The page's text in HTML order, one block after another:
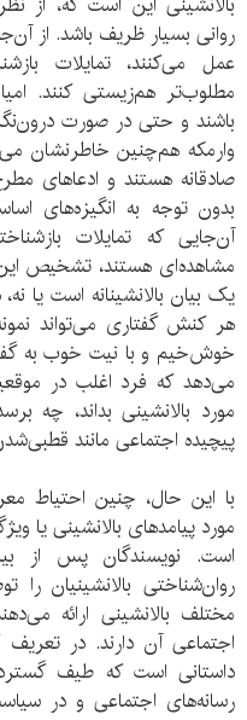
روانی بسیار ظریف باشد. از
عمل می‌کنند، تمایلات
مطلوب‌تر هم‌زیستی کنند.
باشند و حتی در صورت
وارمکه هم‌چنین خاطرنشان
صادقانه هستند و ادعاهای
بدون توجه به انگیزه‌های
آن‌جایی که تمایلات
مشاهده‌ای هستند، تشخیص
یک بیان بالانشینانه است یا
هر کنش گفتاری می‌تواند
خوش‌خیم و با نیت خوب به
می‌دهد که فرد اغلب در
مورد بالانشینی بداند، چه
پیچیده اجتماعی مانند
با این حال، چنین احتیاط
مورد پیامدهای بالانشینی یا
است. نویسندگان پس از
روان‌شناختی بالانشینیان
مختلف بالانشینی ارائه
اجتماعی آن دارند. در
داستانی است که طیف
رسانه‌های اجتماعی و در